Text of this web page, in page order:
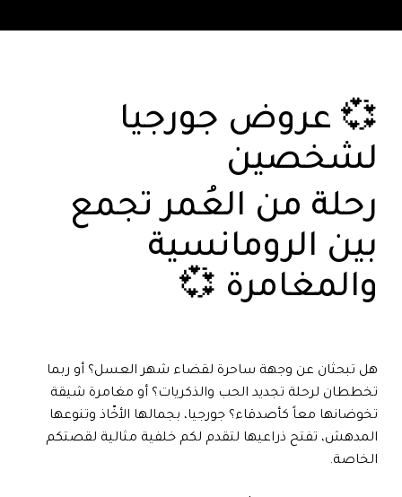
💞 عروض جورجيا
لشخصين
رحلة من العُمر تجمع
بين الرومانسية
والمغامرة 💞
هل تبحثان عن وجهة ساحرة لقضاء شهر العسل؟ أو ربما
تخططان لرحلة تجديد الحب والذكريات؟ أو مغامرة شيقة
تخوضانها معاً كأصدقاء؟ جورجيا، بجمالها الأخّاذ وتنوعها
المدهش، تفتح ذراعيها لتقدم لكم خلفية مثالية لقصتكم
الخاصة.